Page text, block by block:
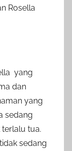
Rosella
yang
dan
yang
sedang
tua.
sedang